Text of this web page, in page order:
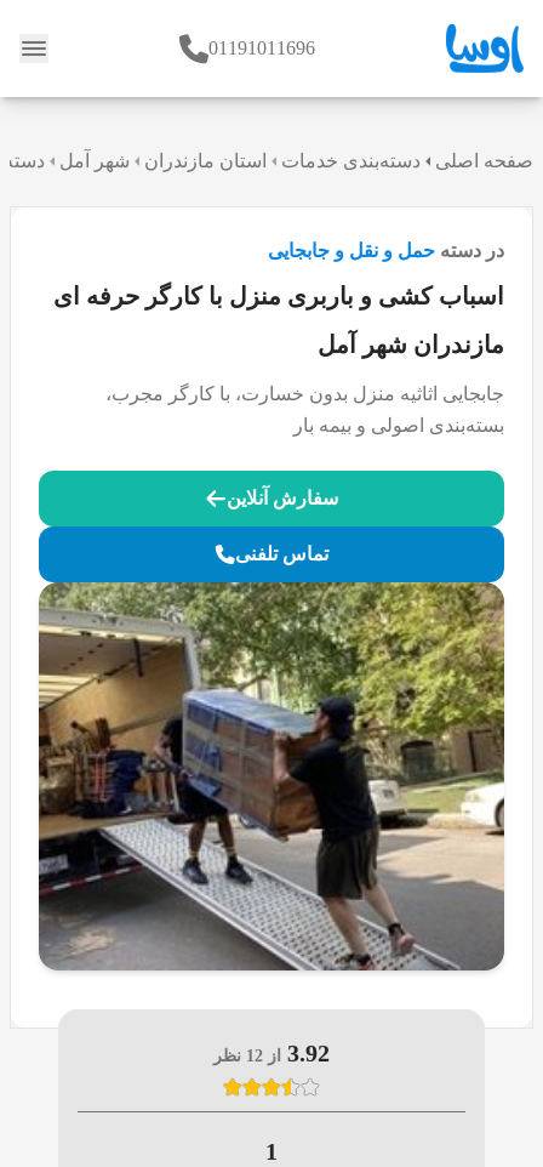
وبلاگ 01191011696
صفحه اصلی دسته‌بندی خدمات استان مازندران شهر آمل دسته
در دسته حمل و نقل و جابجایی
اسباب کشی و باربری منزل با کارگر حرفه ای
مازندران شهر آمل
جابجایی اثاثیه منزل بدون خسارت، با کارگر مجرب،
بسته‌بندی اصولی و بیمه بار
سفارش آنلاین
تماس تلفنی
3.92 از 12 نظر
1